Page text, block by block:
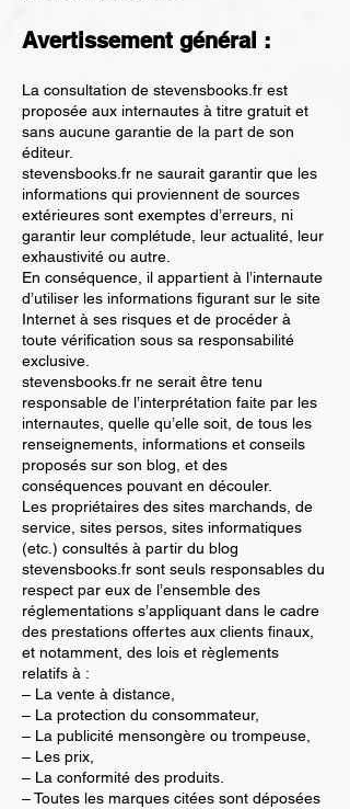
Avertissement général :
La consultation de stevensbooks.fr est
proposée aux internautes à titre gratuit et
sans aucune garantie de la part de son
éditeur.
stevensbooks.fr ne saurait garantir que les
informations qui proviennent de sources
extérieures sont exemptes d’erreurs, ni
garantir leur complétude, leur actualité, leur
exhaustivité ou autre.
En conséquence, il appartient à l’internaute
d’utiliser les informations figurant sur le site
Internet à ses risques et de procéder à
toute vérification sous sa responsabilité
exclusive.
stevensbooks.fr ne serait être tenu
responsable de l’interprétation faite par les
internautes, quelle qu’elle soit, de tous les
renseignements, informations et conseils
proposés sur son blog, et des
conséquences pouvant en découler.
Les propriétaires des sites marchands, de
service, sites persos, sites informatiques
(etc.) consultés à partir du blog
stevensbooks.fr sont seuls responsables du
respect par eux de l’ensemble des
réglementations s’appliquant dans le cadre
des prestations offertes aux clients finaux,
et notamment, des lois et règlements
relatifs à :
– La vente à distance,
– La protection du consommateur,
– La publicité mensongère ou trompeuse,
– Les prix,
– La conformité des produits.
– Toutes les marques citées sont déposées